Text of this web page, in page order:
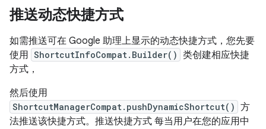
推送动态快捷方式
如需推送可在 Google 助理上显示的动态快捷方式，您先要
使用 ShortcutInfoCompat.Builder() 类创建相应快捷
方式，
然后使用
ShortcutManagerCompat.pushDynamicShortcut() 方
法推送该快捷方式。推送快捷方式 每当用户在您的应用中